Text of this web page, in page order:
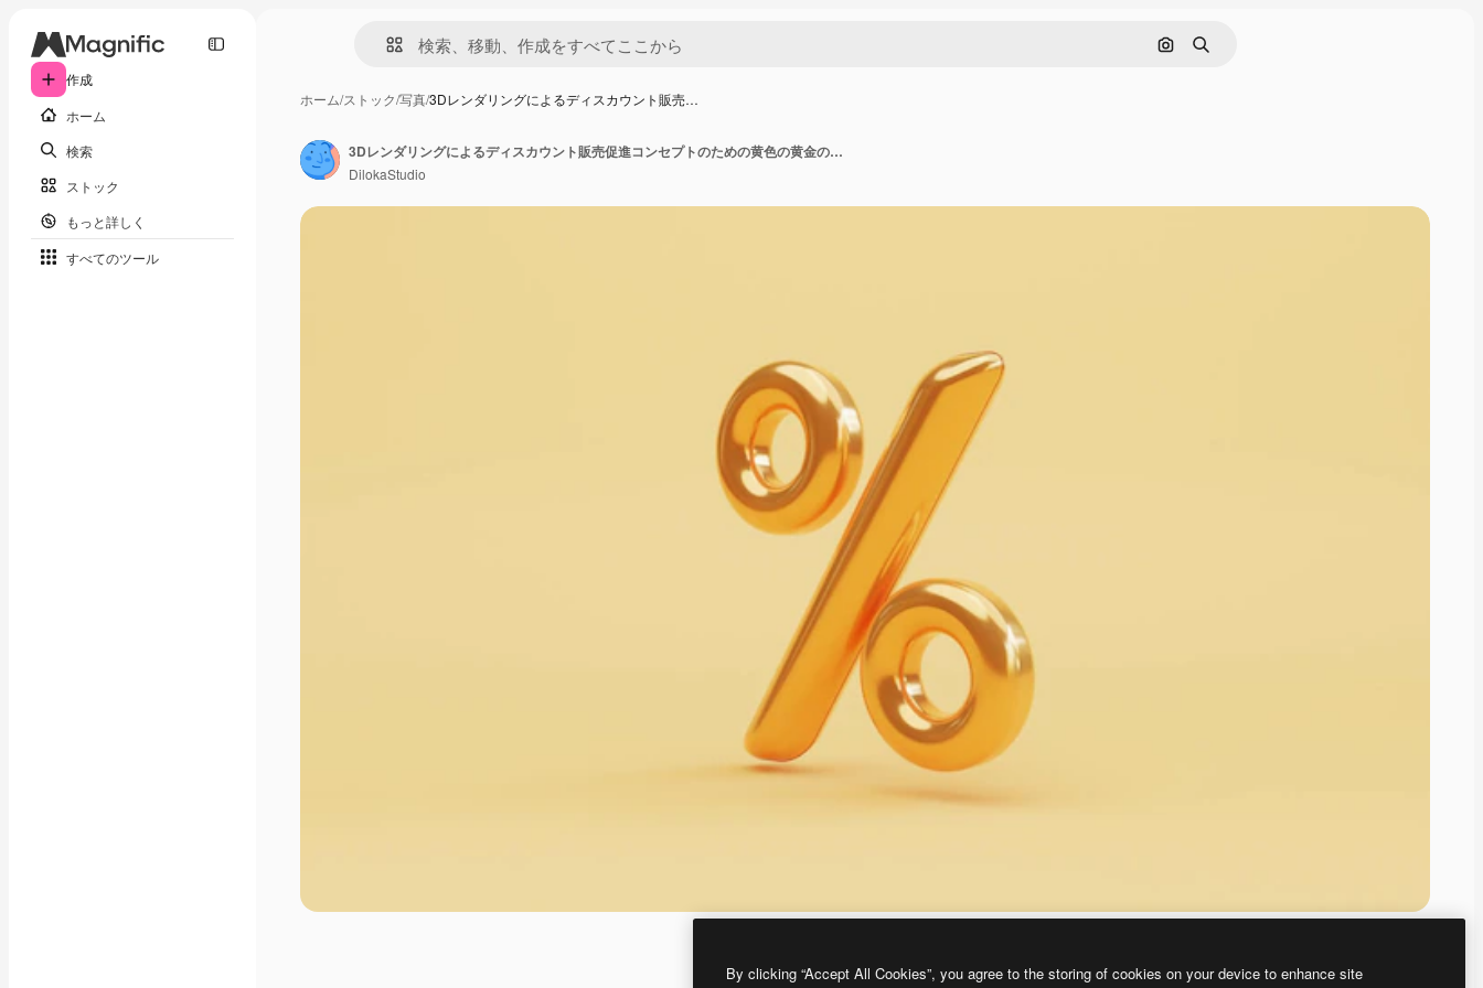
作成
ホーム
検索
ストック
もっと詳しく
すべてのツール
画像で検索
検索
ホーム/ストック/写真/3Dレンダリングによるディスカウント販売…
3Dレンダリングによるディスカウント販売促進コンセプトのための黄色の黄金のパーセントサインシンボル
DilokaStudio
By clicking “Accept All Cookies”, you agree to the storing of cookies on your device to enhance site